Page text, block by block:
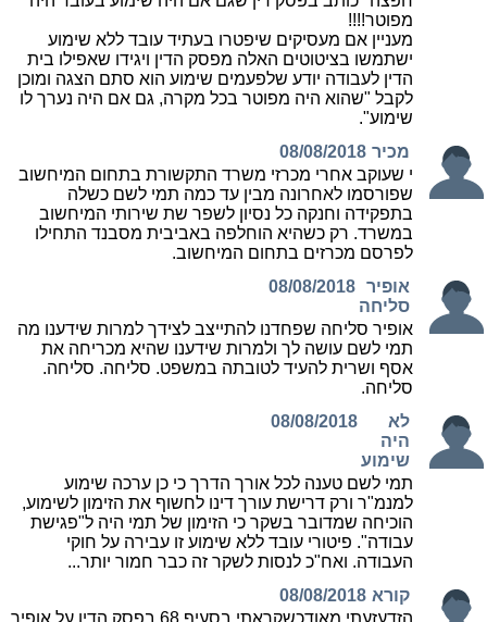
מפוטר!!!!
מעניין אם מעסיקים שיפטרו בעתיד עובד ללא שימוע
ישתמשו בציטוטים האלה מפסק הדין ויגידו שאפילו בית
הדין לעבודה יודע שלפעמים שימוע הוא סתם הצגה ומוכן
לקבל "שהוא היה מפוטר בכל מקרה, גם אם היה נערך לו
שימוע".
מכיר 08/08/2018
י שעוקב אחרי מכרזי משרד התקשורת בתחום המיחשוב
שפורסמו לאחרונה מבין עד כמה תמי לשם כשלה
בתפקידה וחנקה כל נסיון לשפר שת שירותי המיחשוב
במשרד. רק כשהיא הוחלפה באביבית מסבנד התחילו
לפרסם מכרזים בתחום המיחשוב.
אופיר
סליחה
08/08/2018
אופיר סליחה שפחדנו להתייצב לצידך למרות שידענו מה
תמי לשם עושה לך ולמרות שידענו שהיא מכריחה את
אסף ושרית להעיד לטובתה במשפט. סליחה. סליחה.
סליחה.
לא
היה
שימוע
08/08/2018
תמי לשם טענה לכל אורך הדרך כי כן ערכה שימוע
למנמ"ר ורק דרישת עורך דינו לחשוף את הזימון לשימוע,
הוכיחה שמדובר בשקר כי הזימון של תמי היה ל"פגישת
עבודה". פיטורי עובד ללא שימוע זו עבירה על חוקי
העבודה. ואח"כ לנסות לשקר זה כבר חמור יותר...
קורא 08/08/2018
הזדעזעתי מאודכשקראתי בסעיף 68 בפסק הדין על אופיר